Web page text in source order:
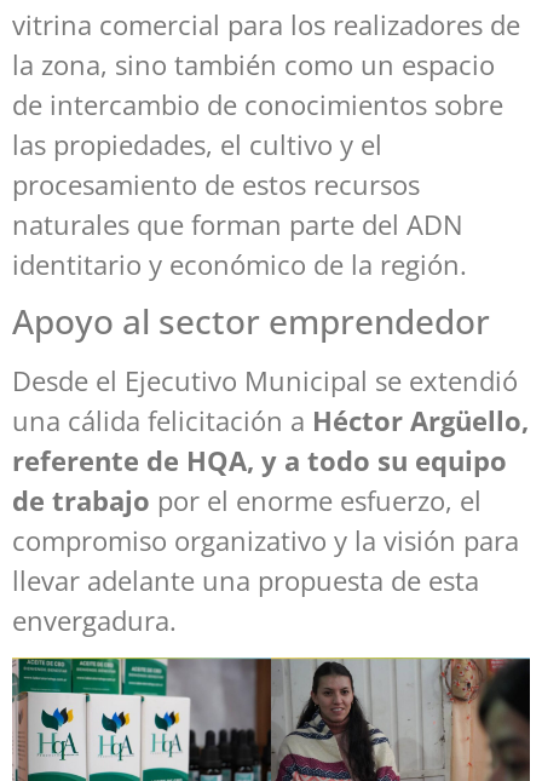
vitrina comercial para los realizadores de
la zona, sino también como un espacio
de intercambio de conocimientos sobre
las propiedades, el cultivo y el
procesamiento de estos recursos
naturales que forman parte del ADN
identitario y económico de la región.
Apoyo al sector emprendedor
Desde el Ejecutivo Municipal se extendió
una cálida felicitación a Héctor Argüello,
referente de HQA, y a todo su equipo
de trabajo por el enorme esfuerzo, el
compromiso organizativo y la visión para
llevar adelante una propuesta de esta
envergadura.